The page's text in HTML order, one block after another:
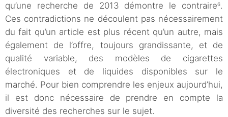
qu’une recherche de 2013 démontre le contraire6.
Ces contradictions ne découlent pas nécessairement
du fait qu’un article est plus récent qu’un autre, mais
également de l’offre, toujours grandissante, et de
qualité variable, des modèles de cigarettes
électroniques et de liquides disponibles sur le
marché. Pour bien comprendre les enjeux aujourd’hui,
il est donc nécessaire de prendre en compte la
diversité des recherches sur le sujet.